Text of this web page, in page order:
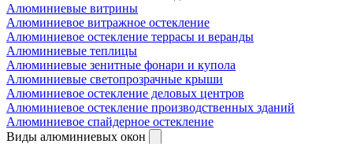
Алюминиевые витрины
Алюминиевое витражное остекление
Алюминиевое остекление террасы и веранды
Алюминиевые теплицы
Алюминиевые зенитные фонари и купола
Алюминиевые светопрозрачные крыши
Алюминиевое остекление деловых центров
Алюминиевое остекление производственных зданий
Алюминиевое спайдерное остекление
Виды алюминиевых окон